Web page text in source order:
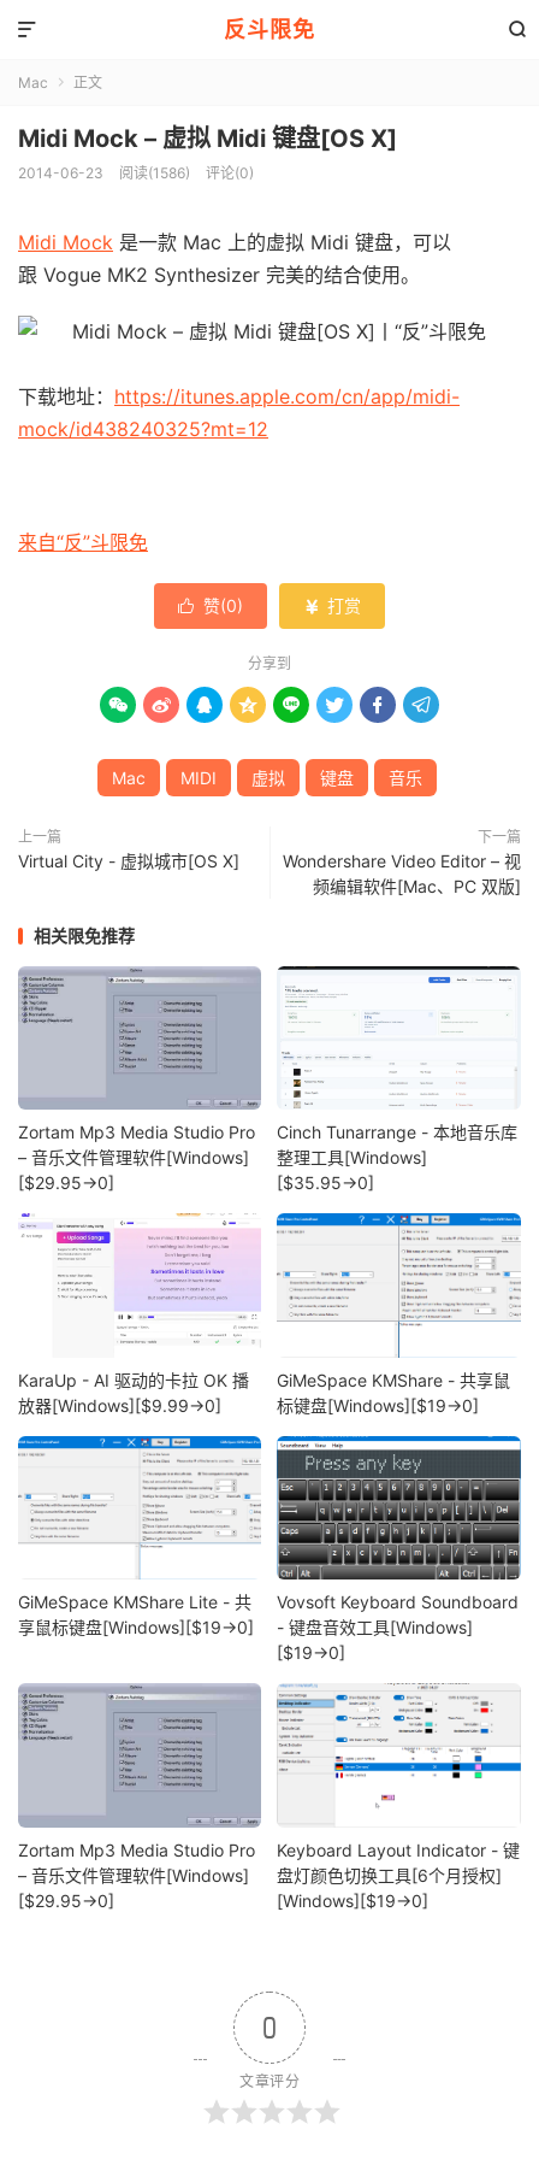
反斗限免 

Mac  正文
Midi Mock – 虚拟 Midi 键盘[OS X]
2014-06-23 阅读(1586) 评论(0)
Midi Mock 是一款 Mac 上的虚拟 Midi 键盘，可以
跟 Vogue MK2 Synthesizer 完美的结合使用。
下载地址： https://itunes.apple.com/cn/app/midi-
mock/id438240325?mt=12
来自“反”斗限免
 赞(0)  打赏
分享到
       
Mac MIDI 虚拟 键盘 音乐
上一篇
Virtual City - 虚拟城市[OS X]
下一篇
Wondershare Video Editor – 视
频编辑软件[Mac、PC 双版]
相关限免推荐
Zortam Mp3 Media Studio Pro
– 音乐文件管理软件[Windows]
[$29.95→0]
Cinch Tunarrange - 本地音乐库
整理工具[Windows]
[$35.95→0]
KaraUp - AI 驱动的卡拉 OK 播
放器[Windows][$9.99→0]
GiMeSpace KMShare - 共享鼠
标键盘[Windows][$19→0]
GiMeSpace KMShare Lite - 共
享鼠标键盘[Windows][$19→0]
Vovsoft Keyboard Soundboard
- 键盘音效工具[Windows]
[$19→0]
Zortam Mp3 Media Studio Pro
– 音乐文件管理软件[Windows]
[$29.95→0]
Keyboard Layout Indicator - 键
盘灯颜色切换工具[6个月授权]
[Windows][$19→0]
0
文章评分